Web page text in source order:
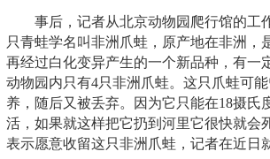
事后，记者从北京动物园爬行馆的工
只青蛙学名叫非洲爪蛙，原产地在非洲，
再经过白化变异产生的一个新品种，有一
动物园内只有4只非洲爪蛙。这只爪蛙可
养，随后又被丢弃。因为它只能在18摄氏
活，如果就这样把它扔到河里它很快就会
表示愿意收留这只非洲爪蛙，记者在近日